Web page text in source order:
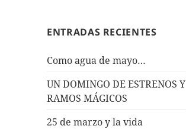
ENTRADAS RECIENTES
Como agua de mayo…
UN DOMINGO DE ESTRENOS Y
RAMOS MÁGICOS
25 de marzo y la vida